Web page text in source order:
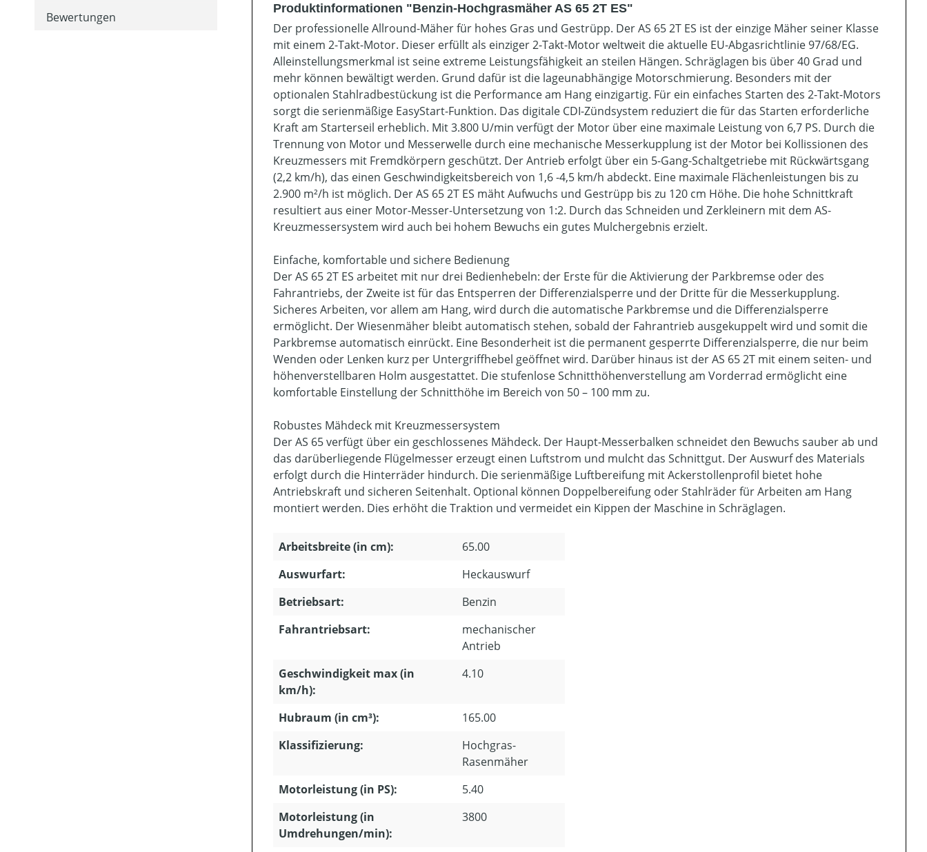
Bewertungen
Produktinformationen "Benzin-Hochgrasmäher AS 65 2T ES"
Der professionelle Allround-Mäher für hohes Gras und Gestrüpp. Der AS 65 2T ES ist der einzige Mäher seiner Klasse
mit einem 2-Takt-Motor. Dieser erfüllt als einziger 2-Takt-Motor weltweit die aktuelle EU-Abgasrichtlinie 97/68/EG.
Alleinstellungsmerkmal ist seine extreme Leistungsfähigkeit an steilen Hängen. Schräglagen bis über 40 Grad und
mehr können bewältigt werden. Grund dafür ist die lageunabhängige Motorschmierung. Besonders mit der
optionalen Stahlradbestückung ist die Performance am Hang einzigartig. Für ein einfaches Starten des 2-Takt-Motors
sorgt die serienmäßige EasyStart-Funktion. Das digitale CDI-Zündsystem reduziert die für das Starten erforderliche
Kraft am Starterseil erheblich. Mit 3.800 U/min verfügt der Motor über eine maximale Leistung von 6,7 PS. Durch die
Trennung von Motor und Messerwelle durch eine mechanische Messerkupplung ist der Motor bei Kollissionen des
Kreuzmessers mit Fremdkörpern geschützt. Der Antrieb erfolgt über ein 5-Gang-Schaltgetriebe mit Rückwärtsgang
(2,2 km/h), das einen Geschwindigkeitsbereich von 1,6 -4,5 km/h abdeckt. Eine maximale Flächenleistungen bis zu
2.900 m²/h ist möglich. Der AS 65 2T ES mäht Aufwuchs und Gestrüpp bis zu 120 cm Höhe. Die hohe Schnittkraft
resultiert aus einer Motor-Messer-Untersetzung von 1:2. Durch das Schneiden und Zerkleinern mit dem AS-
Kreuzmessersystem wird auch bei hohem Bewuchs ein gutes Mulchergebnis erzielt.
Einfache, komfortable und sichere Bedienung
Der AS 65 2T ES arbeitet mit nur drei Bedienhebeln: der Erste für die Aktivierung der Parkbremse oder des
Fahrantriebs, der Zweite ist für das Entsperren der Differenzialsperre und der Dritte für die Messerkupplung.
Sicheres Arbeiten, vor allem am Hang, wird durch die automatische Parkbremse und die Differenzialsperre
ermöglicht. Der Wiesenmäher bleibt automatisch stehen, sobald der Fahrantrieb ausgekuppelt wird und somit die
Parkbremse automatisch einrückt. Eine Besonderheit ist die permanent gesperrte Differenzialsperre, die nur beim
Wenden oder Lenken kurz per Untergriffhebel geöffnet wird. Darüber hinaus ist der AS 65 2T mit einem seiten- und
höhenverstellbaren Holm ausgestattet. Die stufenlose Schnitthöhenverstellung am Vorderrad ermöglicht eine
komfortable Einstellung der Schnitthöhe im Bereich von 50 – 100 mm zu.
Robustes Mähdeck mit Kreuzmessersystem
Der AS 65 verfügt über ein geschlossenes Mähdeck. Der Haupt-Messerbalken schneidet den Bewuchs sauber ab und
das darüberliegende Flügelmesser erzeugt einen Luftstrom und mulcht das Schnittgut. Der Auswurf des Materials
erfolgt durch die Hinterräder hindurch. Die serienmäßige Luftbereifung mit Ackerstollenprofil bietet hohe
Antriebskraft und sicheren Seitenhalt. Optional können Doppelbereifung oder Stahlräder für Arbeiten am Hang
montiert werden. Dies erhöht die Traktion und vermeidet ein Kippen der Maschine in Schräglagen.
Arbeitsbreite (in cm):
65.00
Auswurfart:
Heckauswurf
Betriebsart:
Benzin
Fahrantriebsart:
mechanischer
Antrieb
Geschwindigkeit max (in
km/h):
4.10
Hubraum (in cm³):
165.00
Klassifizierung:
Hochgras-
Rasenmäher
Motorleistung (in PS):
5.40
Motorleistung (in
Umdrehungen/min):
3800